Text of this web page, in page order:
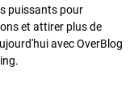
puissants pour
et attirer plus de
avec OverBlog